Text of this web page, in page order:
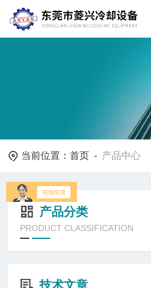
当前位置：首页 - 产品中心
产品分类
PRODUCT CLASSIFICATION
技术文章